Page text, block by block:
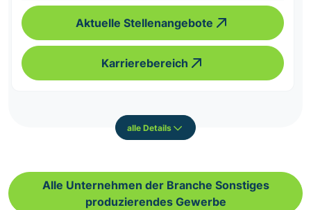
Aktuelle Stellenangebote
Karrierebereich
alle Details
Alle Unternehmen der Branche Sonstiges
produzierendes Gewerbe